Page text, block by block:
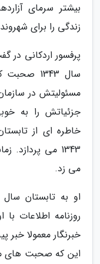
بیشتر سرمای
زندگی را برای
پرفسور اردکانی در
سال
مسئولیتش در
جزئیاتش را به
خاطره ای از
1343 می
می زد.
روزنامه اطلاعات
خبرنگار معمولا
این که صحبت های